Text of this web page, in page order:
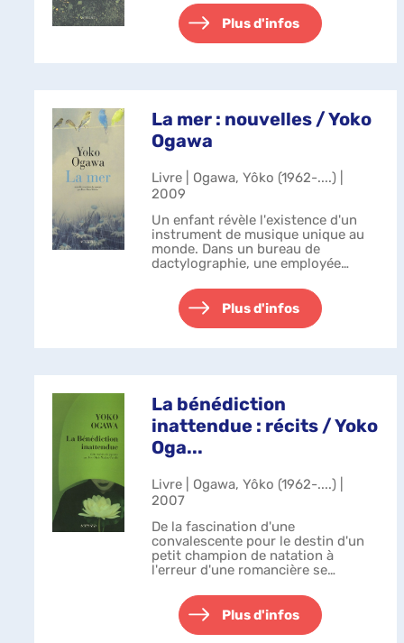
Plus d'infos
La mer : nouvelles / Yoko
Ogawa
Livre | Ogawa, Yôko (1962-....) |
2009
Un enfant révèle l'existence d'un
instrument de musique unique au
monde. Dans un bureau de
dactylographie, une employée
des caractères de plomb de sa
machine. Avec discrétion, un jeune
garçon se mê...
Plus d'infos
La bénédiction
inattendue : récits / Yoko
Oga...
Livre | Ogawa, Yôko (1962-....) |
2007
De la fascination d'une
convalescente pour le destin d'un
petit champion de natation à
l'erreur d'une romancière se
lecteur ; des écrits d'une enfant
solitaire à l'inquiétude d'une mère
pour un chien ...
Plus d'infos